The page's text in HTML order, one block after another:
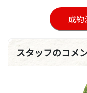
成
スタッフのコメ